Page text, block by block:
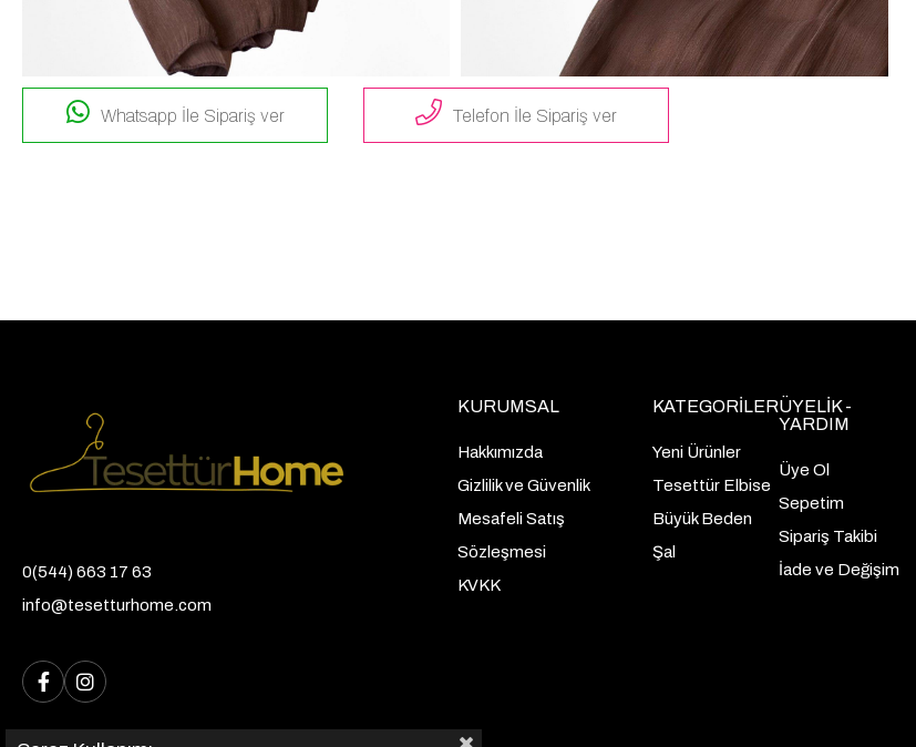
Whatsapp İle Sipariş ver Telefon İle Sipariş ver
0(544) 663 17 63
info@tesetturhome.com
KURUMSAL
Hakkımızda
Gizlilik ve Güvenlik
Mesafeli Satış
Sözleşmesi
KVKK
KATEGORİLER
Yeni Ürünler
Tesettür Elbise
Büyük Beden
Şal
ÜYELİK -
YARDIM
Üye Ol
Sepetim
Sipariş Takibi
İade ve Değişim